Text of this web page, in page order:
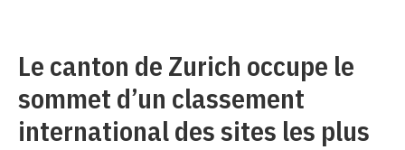
Le canton de Zurich occupe le
sommet d’un classement
international des sites les plus